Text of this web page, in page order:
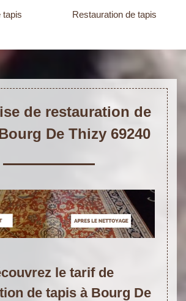
tapis Restauration de tapis
de restauration de
De Thizy 69240
le tarif de
de tapis à Bourg De